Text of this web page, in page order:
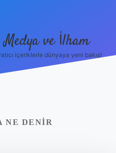
Medya ve İlham
içeriklerle dünyaya yeni bakış!
NE DENIR